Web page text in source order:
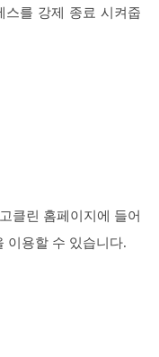
스를 강제 종료 시켜줍
클린 홈페이지에 들어
이용할 수 있습니다.